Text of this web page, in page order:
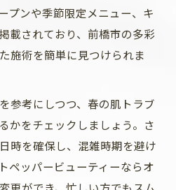
プンや季節限定メニュー、キ
載されており、前橋市の多彩
施術を簡単に見つけられま
参考にしつつ、春の肌トラブ
かをチェックしましょう。さ
時を確保し、混雑時期を避け
ペッパービューティーならオ